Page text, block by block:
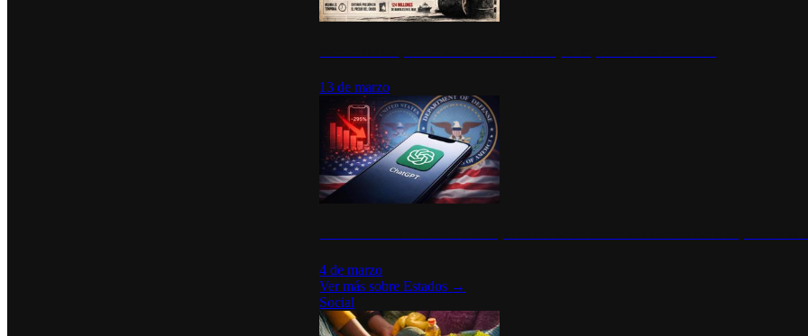
13 de marzo
4 de marzo
Ver más sobreEstados →
Social